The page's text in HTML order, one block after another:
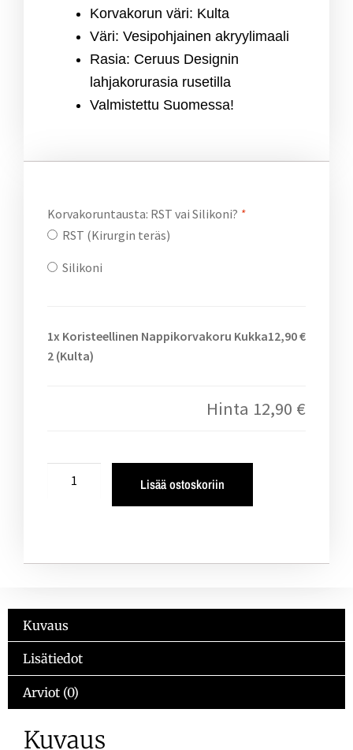
Korvakorun väri: Kulta
Väri: Vesipohjainen akryylimaali
Rasia: Ceruus Designin
lahjakorurasia rusetilla
Valmistettu Suomessa!
Korvakoruntausta: RST vai Silikoni? *
RST (Kirurgin teräs)
Silikoni
1x Koristeellinen Nappikorvakoru Kukka
2 (Kulta)
12,90 €
Hinta 12,90 €
Lisää ostoskoriin
Kuvaus
Lisätiedot
Arviot (0)
Kuvaus